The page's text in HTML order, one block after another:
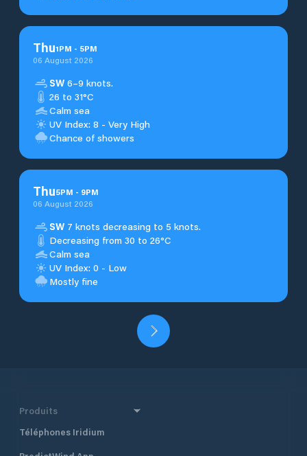
Thu1PM - 5PM
06 August 2026
SW 6–9 knots.
26 to 31°C
Calm sea
UV Index: 8 - Very High
Chance of showers
Thu5PM - 9PM
06 August 2026
SW 7 knots decreasing to 5 knots.
Decreasing from 30 to 26°C
Calm sea
UV Index: 0 - Low
Mostly fine
Produits
Téléphones Iridium